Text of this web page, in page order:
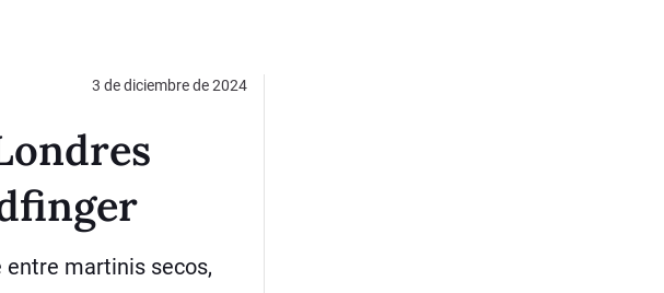
3 de diciembre de 2024
entre martinis secos,